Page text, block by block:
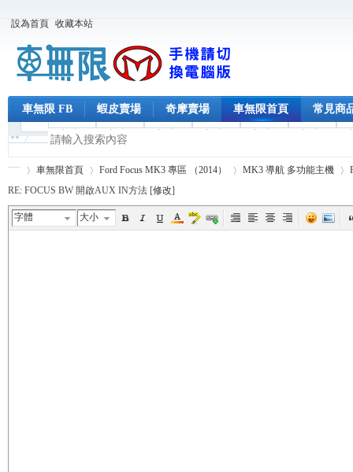
設為首頁 收藏本站
車無限 FB 蝦皮賣場 奇摩賣場 車無限首頁 常見商
車無限首頁 Ford Focus MK3 專區 （2014） MK3 導航 多功能主機
RE: FOCUS BW 開啟AUX IN方法 [修改]
字體 大小